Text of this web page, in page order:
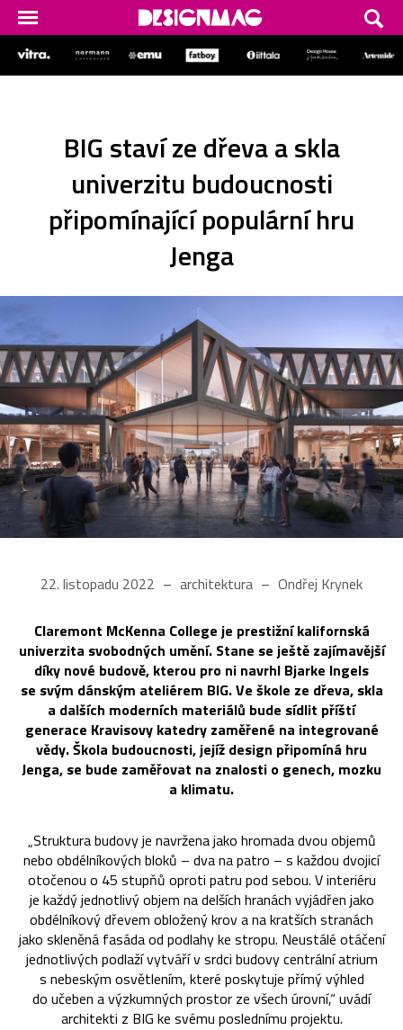
BIG staví ze dřeva a skla
univerzitu budoucnosti
připomínající populární hru
Jenga
22. listopadu 2022 architektura Ondřej Krynek
Claremont McKenna College je prestižní kalifornská
univerzita svobodných umění. Stane se ještě zajímavější
díky nové budově, kterou pro ni navrhl Bjarke Ingels
se svým dánským ateliérem BIG. Ve škole ze dřeva, skla
a dalších moderních materiálů bude sídlit příští
generace Kravisovy katedry zaměřené na integrované
vědy. Škola budoucnosti, jejíž design připomíná hru
Jenga, se bude zaměřovat na znalosti o genech, mozku
a klimatu.
„Struktura budovy je navržena jako hromada dvou objemů
nebo obdélníkových bloků – dva na patro – s každou dvojicí
otočenou o 45 stupňů oproti patru pod sebou. V interiéru
je každý jednotlivý objem na delších hranách vyjádřen jako
obdélníkový dřevem obložený krov a na kratších stranách
jako skleněná fasáda od podlahy ke stropu. Neustálé otáčení
jednotlivých podlaží vytváří v srdci budovy centrální atrium
s nebeským osvětlením, které poskytuje přímý výhled
do učeben a výzkumných prostor ze všech úrovní,“ uvádí
architekti z BIG ke svému poslednímu projektu.